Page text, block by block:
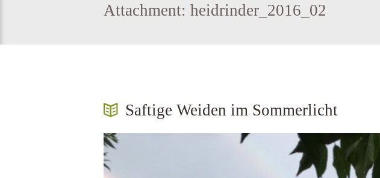
Attachment: heidrinder_2016_02
Saftige Weiden im Sommerlicht